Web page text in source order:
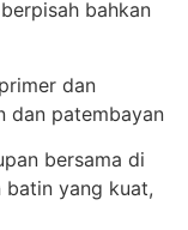
bahkan
dan
dan patembayan
bersama di
batin yang kuat,